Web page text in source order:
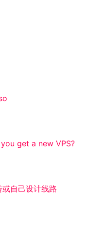
get a new VPS?
自己设计线路